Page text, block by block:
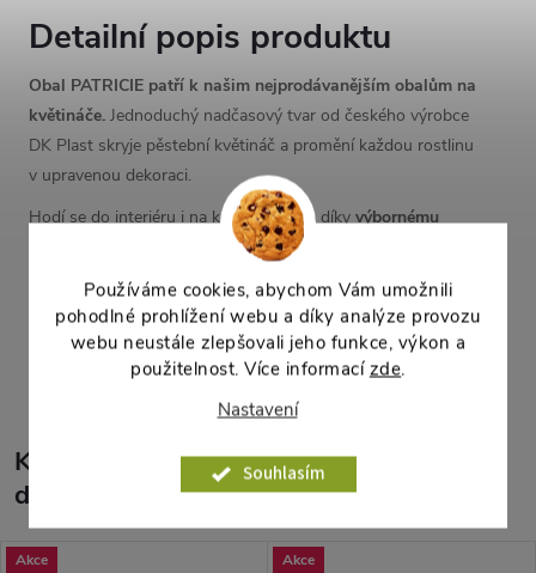
Používáme cookies, abychom Vám umožnili
pohodlné prohlížení webu a díky analýze provozu
webu neustále zlepšovali jeho funkce, výkon a
použitelnost. Více informací zde.
Nastavení
Souhlasím
Detailní popis produktu
Obal PATRICIE patří k našim nejprodávanějším obalům na
květináče. Jednoduchý nadčasový tvar od českého výrobce
DK Plast skryje pěstební květináč a promění každou rostlinu
v upravenou dekoraci.
Hodí se do interiéru i na krytý balkon a díkyvýbornému
poměru ceny a užitné hodnotyse vyplatí i při osazování
většího počtu rostlin najednou.
Parametry produktu
K tomuto produktu
doporučujeme ještě dokoupit
Akce Akce